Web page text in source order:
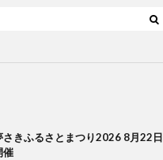
さきふるさとまつり2026 8月22日
催